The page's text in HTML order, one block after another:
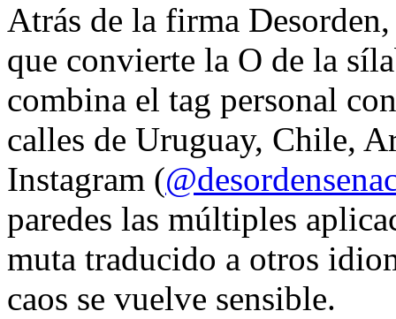
Atrás de la firma
que convierte la O de la
combina el tag personal
calles de Uruguay, Chile,
Instagram (
paredes las múltiples
muta traducido a otros
caos se vuelve sensible.